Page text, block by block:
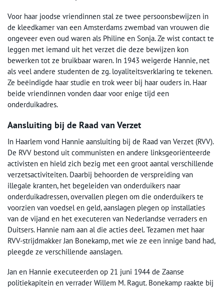
Voor haar joodse vriendinnen stal ze twee persoonsbewijzen in
de kleedkamer van een Amsterdams zwembad van vrouwen die
ongeveer even oud waren als Philine en Sonja. Ze wist contact te
leggen met iemand uit het verzet die deze bewijzen kon
bewerken tot ze bruikbaar waren. In 1943 weigerde Hannie, net
als veel andere studenten de zg. loyaliteitsverklaring te tekenen.
Ze beëindigde haar studie en trok weer bij haar ouders in. Haar
beide vriendinnen vonden daar voor enige tijd een
onderduikadres.
Aansluiting bij de Raad van Verzet
In Haarlem vond Hannie aansluiting bij de Raad van Verzet (RVV).
De RVV bestond uit communisten en andere linksgeoriënteerde
activisten en hield zich bezig met een groot aantal verschillende
verzetsactiviteiten. Daarbij behoorden de verspreiding van
illegale kranten, het begeleiden van onderduikers naar
onderduikadressen, overvallen plegen om die onderduikers te
voorzien van voedsel en geld, aanslagen plegen op installaties
van de vijand en het executeren van Nederlandse verraders en
Duitsers. Hannie nam aan al die acties deel. Tezamen met haar
RVV-strijdmakker Jan Bonekamp, met wie ze een innige band had,
pleegde ze verschillende aanslagen.
Jan en Hannie executeerden op 21 juni 1944 de Zaanse
politiekapitein en verrader Willem M. Ragut. Bonekamp raakte bij